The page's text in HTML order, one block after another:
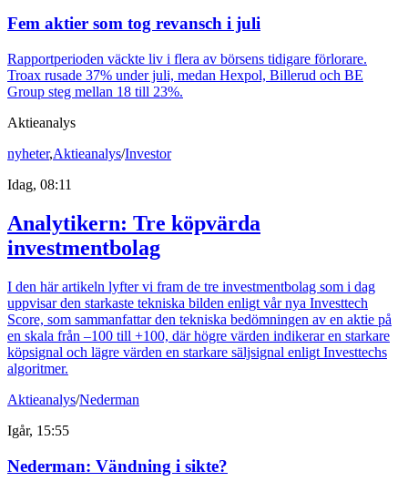
Fem aktier som tog revansch i juli
Rapportperioden väckte liv i flera av börsens tidigare förlorare.
Troax rusade 37% under juli, medan Hexpol, Billerud och BE
Group steg mellan 18 till 23%.
Aktieanalys
nyheter,Aktieanalys/Investor
Idag, 08:11
Analytikern: Tre köpvärda
investmentbolag
I den här artikeln lyfter vi fram de tre investmentbolag som i dag
uppvisar den starkaste tekniska bilden enligt vår nya Investtech
Score, som sammanfattar den tekniska bedömningen av en aktie på
en skala från –100 till +100, där högre värden indikerar en starkare
köpsignal och lägre värden en starkare säljsignal enligt Investtechs
algoritmer.
Aktieanalys/Nederman
Igår, 15:55
Nederman: Vändning i sikte?